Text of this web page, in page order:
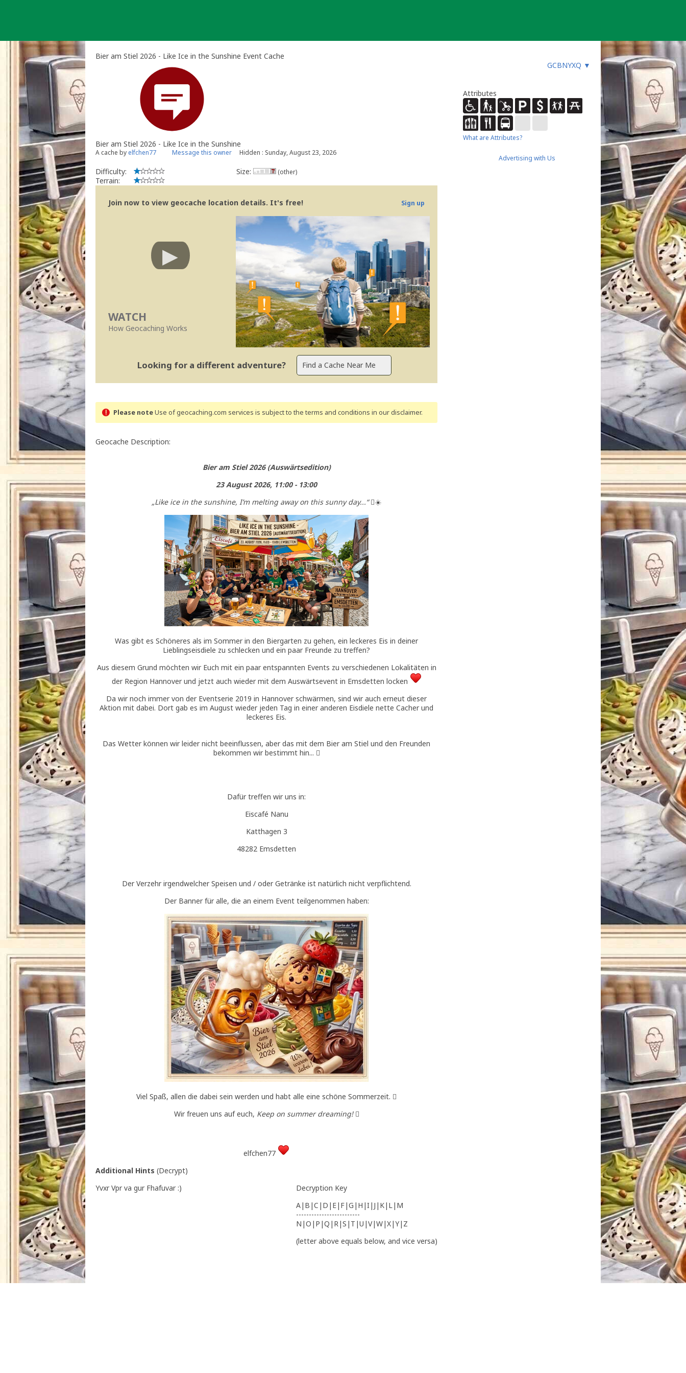
Bier am Stiel 2026 - Like Ice in the Sunshine Event Cache
GCBNYXQ ▼
Bier am Stiel 2026 - Like Ice in the Sunshine
A cache by elfchen77 Message this owner Hidden : Sunday, August 23, 2026
Difficulty:
Terrain:
Size: (other)
Join now to view geocache location details. It's free! Sign up
WATCH
How Geocaching Works
Looking for a different adventure?
Please noteUse of geocaching.com services is subject to the terms and conditions in our disclaimer.
Geocache Description:
Bier am Stiel 2026 (Auswärtsedition)
23 August 2026, 11:00 - 13:00
„Like ice in the sunshine, I’m melting away on this sunny day...“☀️
Was gibt es Schöneres als im Sommer in den Biergarten zu gehen, ein leckeres Eis in deiner
Lieblingseisdiele zu schlecken und ein paar Freunde zu treffen?
Aus diesem Grund möchten wir Euch mit ein paar entspannten Events zu verschiedenen Lokalitäten in
der Region Hannover und jetzt auch wieder mit dem Auswärtsevent in Emsdetten locken
Da wir noch immer von der Eventserie 2019 in Hannover schwärmen, sind wir auch erneut dieser
Aktion mit dabei. Dort gab es im August wieder jeden Tag in einer anderen Eisdiele nette Cacher und
leckeres Eis.
Das Wetter können wir leider nicht beeinflussen, aber das mit dem Bier am Stiel und den Freunden
bekommen wir bestimmt hin... 
Dafür treffen wir uns in:
Eiscafé Nanu
Katthagen 3
48282 Emsdetten
Der Verzehr irgendwelcher Speisen und / oder Getränke ist natürlich nicht verpflichtend.
Der Banner für alle, die an einem Event teilgenommen haben:
Viel Spaß, allen die dabei sein werden und habt alle eine schöne Sommerzeit. 
Wir freuen uns auf euch, Keep on summer dreaming!
elfchen77
Additional Hints (Decrypt)
Yvxr Vpr va gur Fhafuvar :)
Decryption Key
A|B|C|D|E|F|G|H|I|J|K|L|M
-------------------------
N|O|P|Q|R|S|T|U|V|W|X|Y|Z
(letter above equals below, and vice versa)
Attributes
What are Attributes?
Advertising with Us